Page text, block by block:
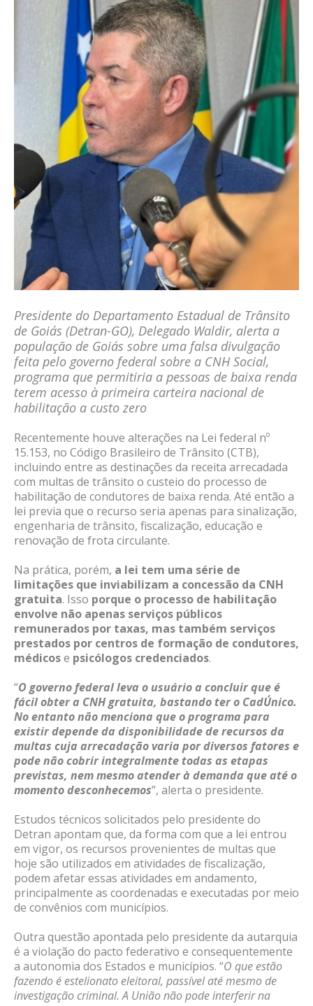
Presidente do Departamento Estadual de Trânsito
de Goiás (Detran-GO), Delegado Waldir, alerta a
população de Goiás sobre uma falsa divulgação
feita pelo governo federal sobre a CNH Social,
programa que permitiria a pessoas de baixa renda
terem acesso à primeira carteira nacional de
habilitação a custo zero
Recentemente houve alterações na Lei federal nº
15.153, no Código Brasileiro de Trânsito (CTB),
incluindo entre as destinações da receita arrecadada
com multas de trânsito o custeio do processo de
habilitação de condutores de baixa renda. Até então a
lei previa que o recurso seria apenas para sinalização,
engenharia de trânsito, fiscalização, educação e
renovação de frota circulante.
Na prática, porém, a lei tem uma série de
limitações que inviabilizam a concessão da CNH
gratuita. Isso porque o processo de habilitação
envolve não apenas serviços públicos
remunerados por taxas, mas também serviços
prestados por centros de formação de condutores,
médicose psicólogos credenciados.
“O governo federal leva o usuário a concluir que é
fácil obter a CNH gratuita, bastando ter o CadÚnico.
No entanto não menciona que o programa para
existir depende da disponibilidade de recursos da
multas cuja arrecadação varia por diversos fatores e
pode não cobrir integralmente todas as etapas
previstas, nem mesmo atender à demanda que até o
momento desconhecemos”, alerta o presidente.
Estudos técnicos solicitados pelo presidente do
Detran apontam que, da forma com que a lei entrou
em vigor, os recursos provenientes de multas que
hoje são utilizados em atividades de fiscalização,
podem afetar essas atividades em andamento,
principalmente as coordenadas e executadas por meio
de convênios com municípios.
Outra questão apontada pelo presidente da autarquia
é a violação do pacto federativo e consequentemente
a autonomia dos Estados e municípios. “O que estão
fazendo é estelionato eleitoral, passível até mesmo de
investigação criminal. A União não pode interferir na